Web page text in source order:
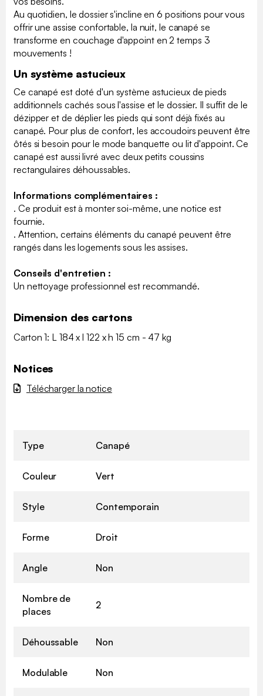
Au quotidien, le dossier s'incline en 6 positions pour vous
offrir une assise confortable, la nuit, le canapé se
transforme en couchage d'appoint en 2 temps 3
mouvements !
Un système astucieux
Ce canapé est doté d'un système astucieux de pieds
additionnels cachés sous l'assise et le dossier. Il suffit de le
dézipper et de déplier les pieds qui sont déjà fixés au
canapé. Pour plus de confort, les accoudoirs peuvent être
ôtés si besoin pour le mode banquette ou lit d'appoint. Ce
canapé est aussi livré avec deux petits coussins
rectangulaires déhoussables.
Informations complémentaires :
. Ce produit est à monter soi-même, une notice est
fournie.
. Attention, certains éléments du canapé peuvent être
rangés dans les logements sous les assises.
Conseils d'entretien :
Un nettoyage professionnel est recommandé.
Dimension des cartons
Carton 1: L 184 x l 122 x h 15 cm - 47 kg
Notices
Télécharger la notice
Type Canapé
Couleur Vert
Style Contemporain
Forme Droit
Angle Non
Nombre de
places
2
Déhoussable Non
Modulable Non